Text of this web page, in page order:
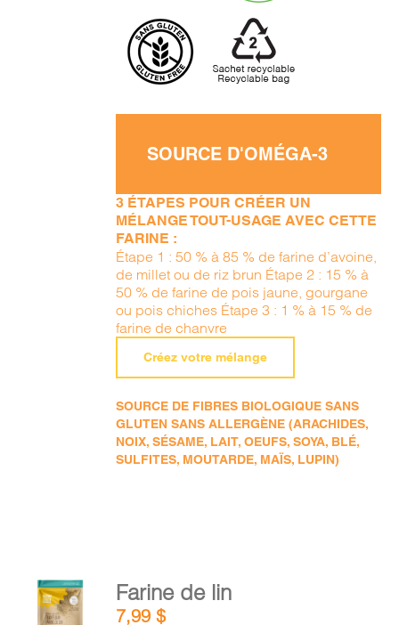
SOURCE D'OMÉGA-3
3 ÉTAPES POUR CRÉER UN
MÉLANGE TOUT-USAGE AVEC CETTE
FARINE :
Étape 1 : 50 % à 85 % de farine d’avoine,
de millet ou de riz brun Étape 2 : 15 % à
50 % de farine de pois jaune, gourgane
ou pois chiches Étape 3 : 1 % à 15 % de
farine de chanvre
Créez votre mélange
SOURCE DE FIBRES BIOLOGIQUE SANS
GLUTEN SANS ALLERGÈNE (ARACHIDES,
NOIX, SÉSAME, LAIT, OEUFS, SOYA, BLÉ,
SULFITES, MOUTARDE, MAÏS, LUPIN)
AJOUTER
AU
PANIER
Farine de lin
7,99$